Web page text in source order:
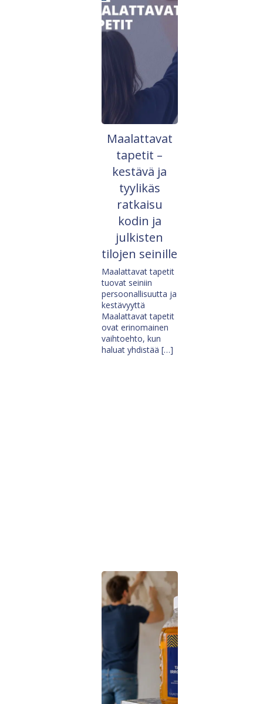
Maalattavat
tapetit –
kestävä ja
tyylikäs
ratkaisu
kodin ja
julkisten
tilojen seinille
Maalattavat tapetit
tuovat seiniin
persoonallisuutta ja
kestävyyttä
Maalattavat tapetit
ovat erinomainen
vaihtoehto, kun
haluat yhdistää […]